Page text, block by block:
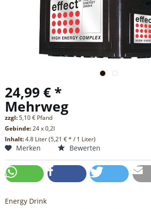
24,99 € *
Mehrweg
zzgl:5,10 € Pfand
Gebinde:24 x 0,2l
Inhalt:4.8 Liter (5,21 € * / 1 Liter)
Merken Bewerten
Energy Drink